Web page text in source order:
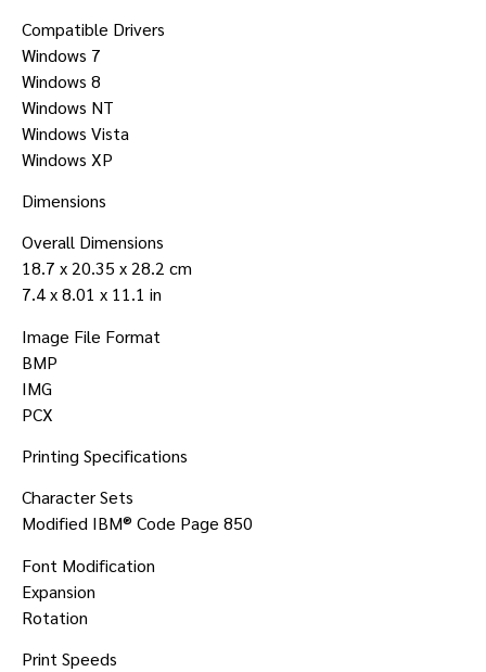
Compatible Drivers
Windows 7
Windows 8
Windows NT
Windows Vista
Windows XP
Dimensions
Overall Dimensions
18.7 x 20.35 x 28.2 cm
7.4 x 8.01 x 11.1 in
Image File Format
BMP
IMG
PCX
Printing Specifications
Character Sets
Modified IBM® Code Page 850
Font Modification
Expansion
Rotation
Print Speeds